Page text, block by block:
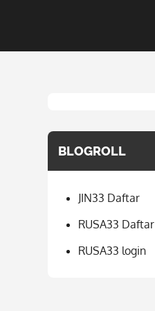
BLOGROLL
JIN33 Daftar
RUSA33 Daftar
RUSA33 login